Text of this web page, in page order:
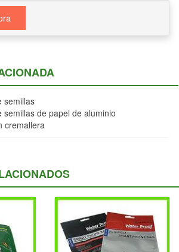
semillas
de papel de aluminio
cremallera